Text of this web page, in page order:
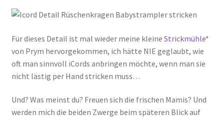
Für dieses Detail ist mal wieder meine kleine Strickmühle*
von Prym hervorgekommen, ich hätte NIE geglaubt, wie
oft man sinnvoll iCords anbringen möchte, wenn man sie
nicht lästig per Hand stricken muss…
Und? Was meinst du? Freuen sich die frischen Mamis? Und
werden mich die beiden Zwerge beim späteren Blick auf